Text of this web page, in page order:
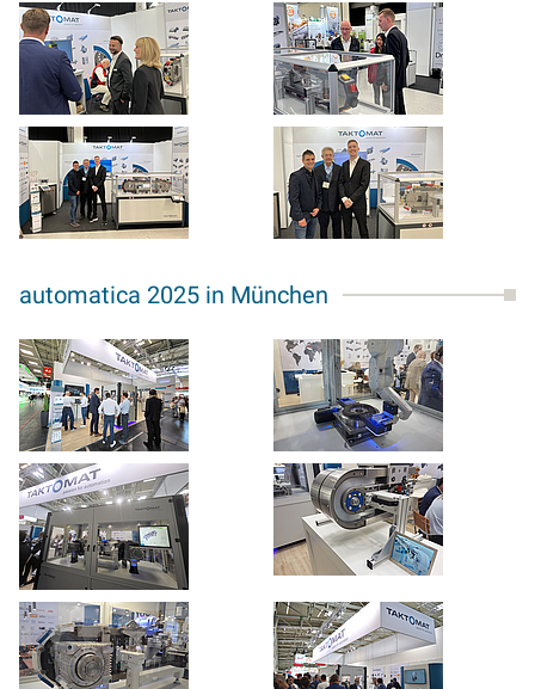
automatica 2025 in München